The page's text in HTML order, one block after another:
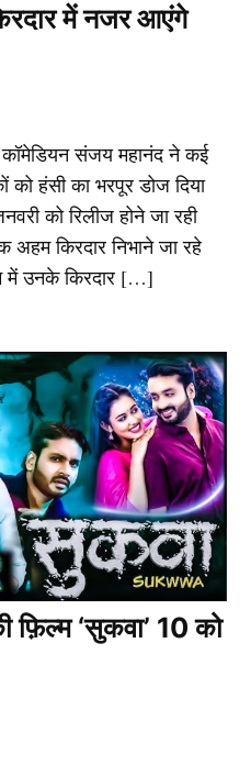
में नजर आएंगे
कॉमेडियन संजय महानंद ने कई
को हंसी का भरपूर डोज दिया
को रिलीज होने जा रही
अहम किरदार निभाने जा रहे
में उनके किरदार […]
फ़िल्म ‘सुकवा’ 10 को